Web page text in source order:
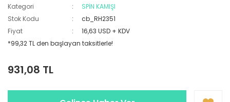
Kategori
SPİN KAMIŞI
Stok Kodu
cb_RH2351
Fiyat
16,63 USD + KDV
*99,32 TL den başlayan taksitlerle!
931,08 TL